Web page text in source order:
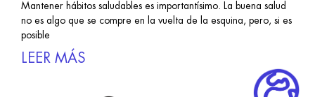
Mantener hábitos saludables es importantísimo. La buena salud
no es algo que se compre en la vuelta de la esquina, pero, si es
posible
LEER MÁS